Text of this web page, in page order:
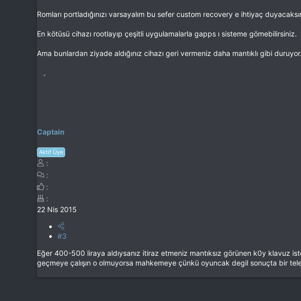
Romları portladığınızı varsayalım bu sefer custom recovery e ihtiyaç
En kötüsü cihazı rootlayıp çeşitli uygulamalarla gapps ı sisteme gömebilirsiniz.
Ama bunlardan ziyade aldığınız cihazı geri vermeniz daha mantıklı gibi duruyor.
Captain
Aktif Üye
22 Nis 2015
#3
Eğer 400-500 liraya aldıysanız itiraz etmeniz mantıksız görünen k0y klavuz
geçmeye çalışın o olmuyorsa mahkemeye çünkü oyuncak degil sonuçta bir